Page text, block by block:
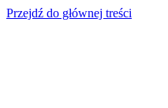
Przejdź do głównej treści